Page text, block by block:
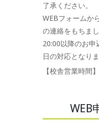
了承ください。
WEBフォームか
の連絡をもちま
20:00以降のお申
日の対応となりま
【校舎営業時間
WEB